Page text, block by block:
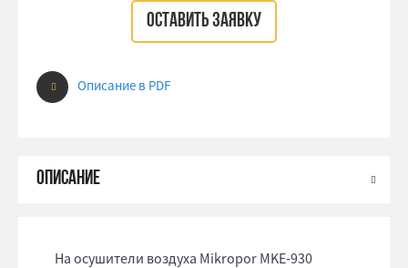
ОСТАВИТЬ ЗАЯВКУ
Описание в PDF
На осушители воздуха Mikropor MKE-930